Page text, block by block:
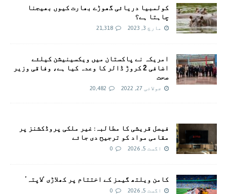
کولمبیا دریائی گھوڑے بھارت کیوں بھیجنا
چاہتا ہے؟
مارچ 3, 2023 21,318
امريکہ نے پاکستان میں ویکسینیشن کیلئے
اضافی 2 کروڑ ڈالر کا وعدہ کیا ہے، وفاقی وزیر
صحت
جولائی 27, 2022 20,482
فیصل قریشی کا مطالبہ: غیر ملکی پروڈکشنز پر
مقامی مواد کو ترجیح دی جائے
اگست 5, 2026 0
کامن ویلتھ گیمز کے اختتام پر کھلاڑی ‘لاپتہ’
اگست 5, 2026 0